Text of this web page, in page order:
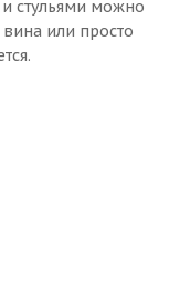
стульями можно
или просто